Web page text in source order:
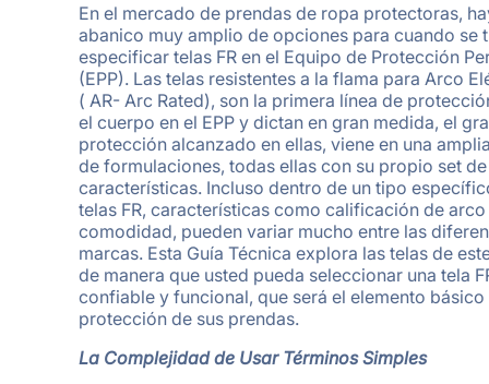
En el mercado de prendas de ropa protectoras,
abanico muy amplio de opciones para cuando se
especificar telas FR en el Equipo de Protección
(EPP). Las telas resistentes a la flama para Arco
( AR- Arc Rated), son la primera línea de
el cuerpo en el EPP y dictan en gran medida, el
protección alcanzado en ellas, viene en una
de formulaciones, todas ellas con su propio set de
características. Incluso dentro de un tipo
telas FR, características como calificación de
comodidad, pueden variar mucho entre las
marcas. Esta Guía Técnica explora las telas de
de manera que usted pueda seleccionar una tela
confiable y funcional, que será el elemento básico
protección de sus prendas.
La Complejidad de Usar Términos Simples